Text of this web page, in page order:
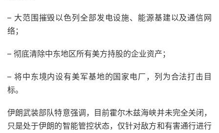
– 大范围摧毁以色列全部发电设施、能源基建以及通信网
络；
– 彻底清除中东地区所有美方持股的企业资产；
– 将中东境内设有美军基地的国家电厂，列为合法打击目
标。
伊朗武装部队特意强调，目前霍尔木兹海峡并未完全关闭，
只是处于伊朗的智能管控状态，仅针对敌方和有害通行进行